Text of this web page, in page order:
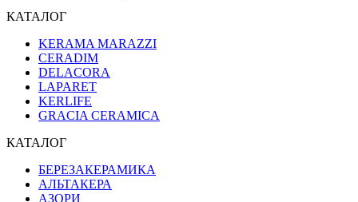
КАТАЛОГ
KERAMA MARAZZI
CERADIM
DELACORA
LAPARET
KERLIFE
GRACIA CERAMICA
КАТАЛОГ
БЕРЕЗАКЕРАМИКА
АЛЬТАКЕРА
АЗОРИ